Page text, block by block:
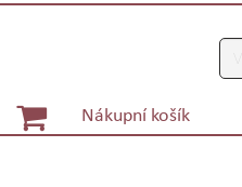
Nákupní košík